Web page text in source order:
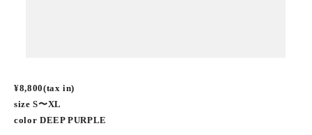
¥8,800(tax in)
size S〜XL
color DEEP PURPLE